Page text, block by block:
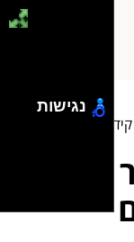
אתרים אורגני
נגישות